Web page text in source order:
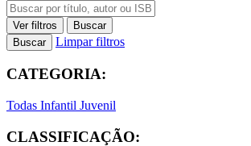
Ver filtros
Buscar
Buscar
Limpar filtros
CATEGORIA:
Todas Infantil Juvenil
CLASSIFICAÇÃO: